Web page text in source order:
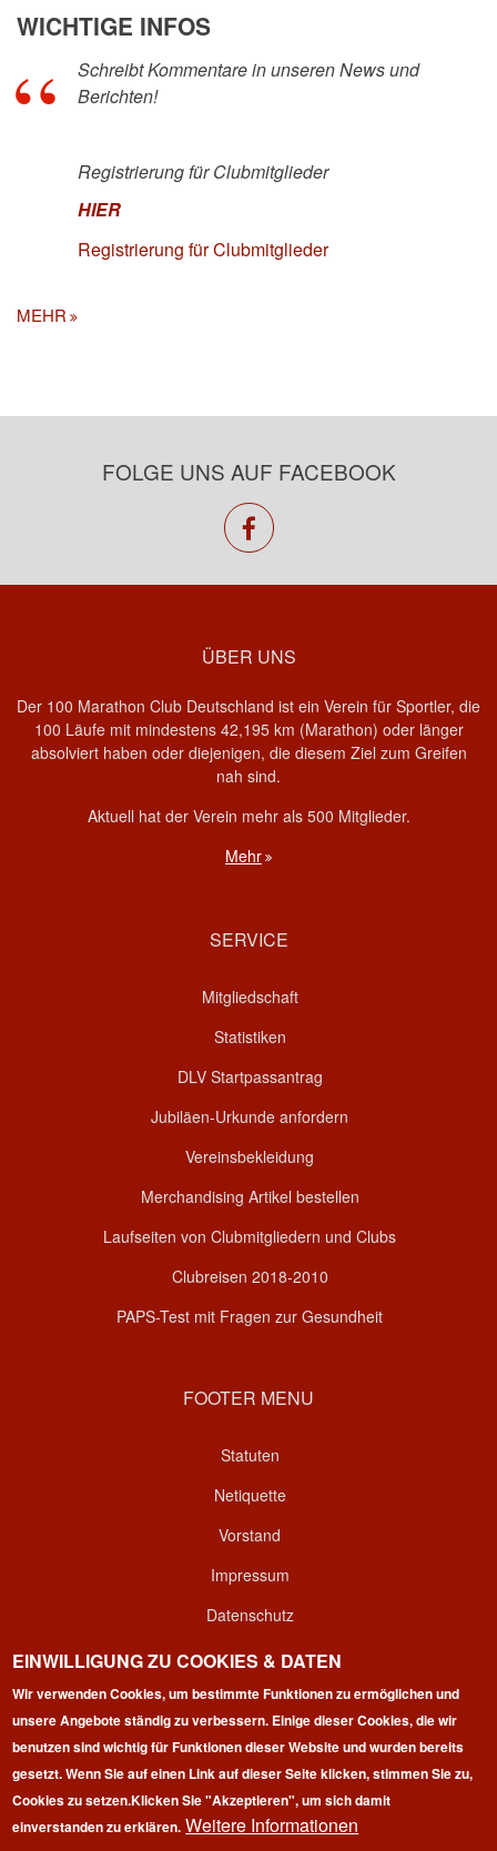
WICHTIGE INFOS
Schreibt Kommentare in unseren News und
Berichten!
Registrierung für Clubmitglieder
HIER
Registrierung für Clubmitglieder
MEHR
FOLGE UNS AUF FACEBOOK
facebook
ÜBER UNS
Der 100 Marathon Club Deutschland ist ein Verein für Sportler, die
100 Läufe mit mindestens 42,195 km (Marathon) oder länger
absolviert haben oder diejenigen, die diesem Ziel zum Greifen
nah sind.
Aktuell hat der Verein mehr als 500 Mitglieder.
Mehr
SERVICE
Mitgliedschaft
Statistiken
DLV Startpassantrag
Jubiläen-Urkunde anfordern
Vereinsbekleidung
Merchandising Artikel bestellen
Laufseiten von Clubmitgliedern und Clubs
Clubreisen 2018-2010
PAPS-Test mit Fragen zur Gesundheit
FOOTER MENU
Statuten
Netiquette
Vorstand
Impressum
Datenschutz
Kontakt
Login
Copyright © 2026 | 100 Marathon Club Deutschland e.V. | All
EINWILLIGUNG ZU COOKIES & DATEN
Wir verwenden Cookies, um bestimmte Funktionen zu ermöglichen und
unsere Angebote ständig zu verbessern. Einige dieser Cookies, die wir
benutzen sind wichtig für Funktionen dieser Website und wurden bereits
gesetzt. Wenn Sie auf einen Link auf dieser Seite klicken, stimmen Sie zu,
Cookies zu setzen.Klicken Sie "Akzeptieren", um sich damit
einverstanden zu erklären. Weitere Informationen